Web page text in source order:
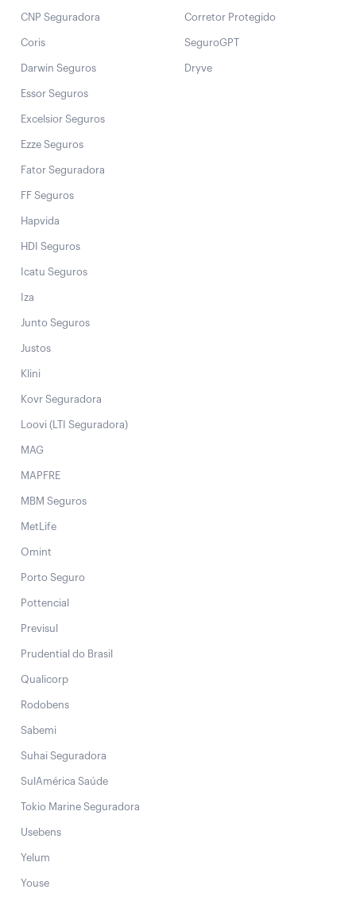
CNP Seguradora
Coris
Darwin Seguros
Essor Seguros
Excelsior Seguros
Ezze Seguros
Fator Seguradora
FF Seguros
Hapvida
HDI Seguros
Icatu Seguros
Iza
Junto Seguros
Justos
Klini
Kovr Seguradora
Loovi (LTI Seguradora)
MAG
MAPFRE
MBM Seguros
MetLife
Omint
Porto Seguro
Pottencial
Previsul
Prudential do Brasil
Qualicorp
Rodobens
Sabemi
Suhai Seguradora
SulAmérica Saúde
Tokio Marine Seguradora
Usebens
Yelum
Youse
Corretor Protegido
SeguroGPT
Dryve